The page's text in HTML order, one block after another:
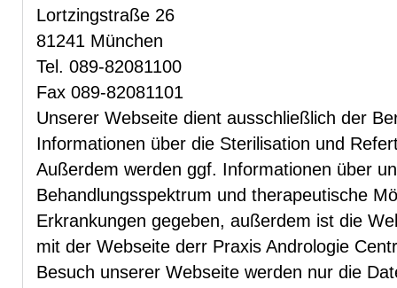
Lortzingstraße 26
81241 München
Tel. 089-82081100
Fax 089-82081101
Unserer Webseite dient ausschließlich der
Informationen über die Sterilisation und
Außerdem werden ggf. Informationen über
Behandlungsspektrum und therapeutische
Erkrankungen gegeben, außerdem ist die
mit der Webseite derr Praxis Andrologie
Besuch unserer Webseite werden nur die